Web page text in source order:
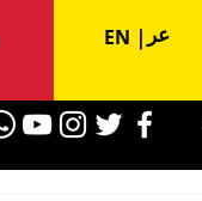
عر EN